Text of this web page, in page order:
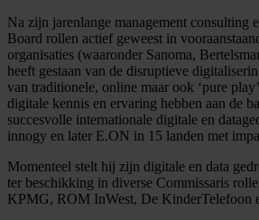
Na zijn jarenlange management consulting
Board rollen actief geweest in
organisaties (waaronder Sanoma,
heeft gestaan van de disruptieve
van traditionele, online maar ook ‘pure
digitale kennis en ervaring hebben aan de
succesvolle internationale digitale en
innogy en later E.ON in 15 landen met
Momenteel stelt hij zijn digitale en data
ter beschikking in diverse Commissaris
KPMG, ROM InWest, De KinderTelefoon